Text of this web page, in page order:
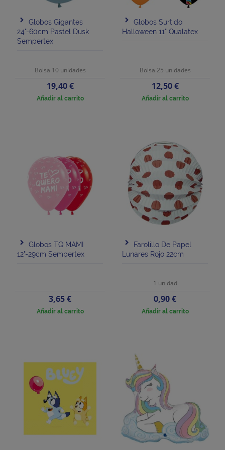
Globos Gigantes
24"-60cm Pastel Dusk
Sempertex
Bolsa 10 unidades
Precio
19,40 €
Añadir al carrito
Globos Surtido
Halloween 11" Qualatex
Bolsa 25 unidades
Precio
12,50 €
Añadir al carrito
Globos TQ MAMI
12"-29cm Sempertex
Precio
3,65 €
Añadir al carrito
Farolillo De Papel
Lunares Rojo 22cm
1 unidad
Precio
0,90 €
Añadir al carrito